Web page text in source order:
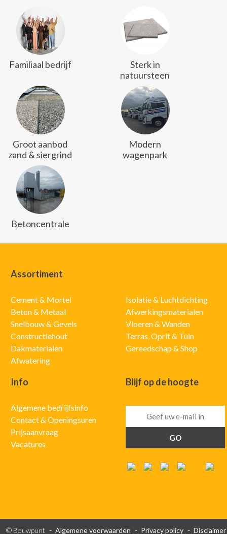
Familiaal bedrijf
Sterk in
natuursteen
Groot aanbod
zand & siergrind
Modern
wagenpark
Betoncentrale
Assortiment
Cement & Mortel
Beton & Metaal
Snelbouw & Gevels
Constructiehout
Dakmaterialen
Afwatering
Isolatie & Luchtdichting
Afwerkingsmaterialen
Vloeren & Wanden
Terras, Oprit & Tuin
Gereedschap & Shop
Info
Algemene bedrijfsinfo
Contact & Openingsuren
Prijsaanvraag
Vacatures
Blijf op de hoogte
© Bouwpunt Algemene voorwaarden Privacy policy Disclaimer